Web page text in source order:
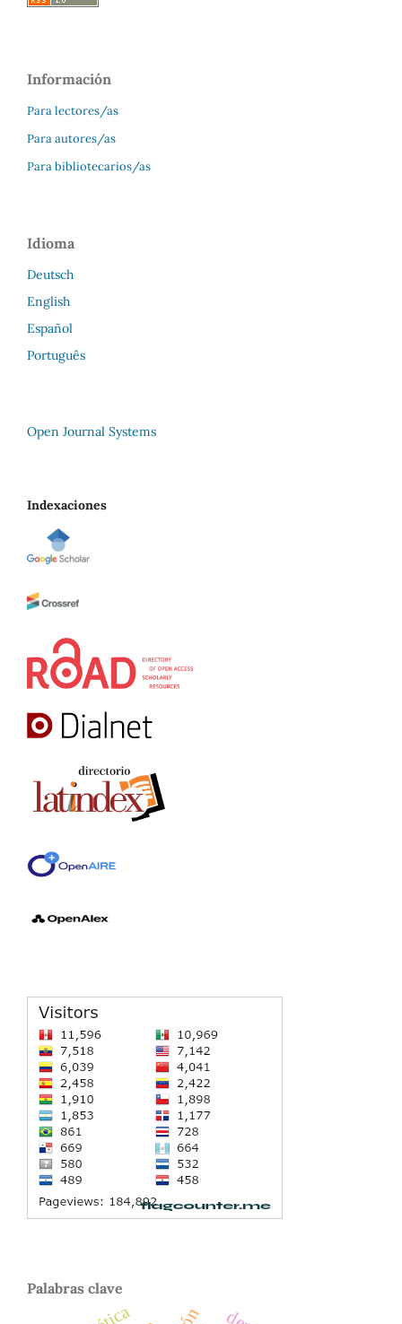
Información
Para lectores/as
Para autores/as
Para bibliotecarios/as
Idioma
Deutsch
English
Español
Português
Open Journal Systems
Indexaciones
Palabras clave